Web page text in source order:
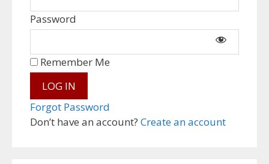
Password
Don’t have an account? Create an account
Remember Me
Forgot Password